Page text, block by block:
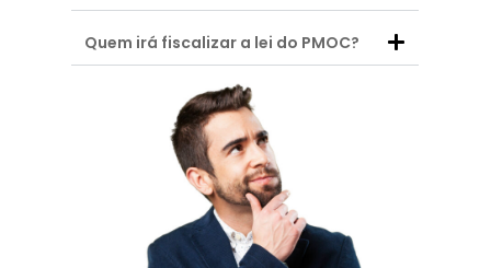
Quem irá fiscalizar a lei do PMOC?